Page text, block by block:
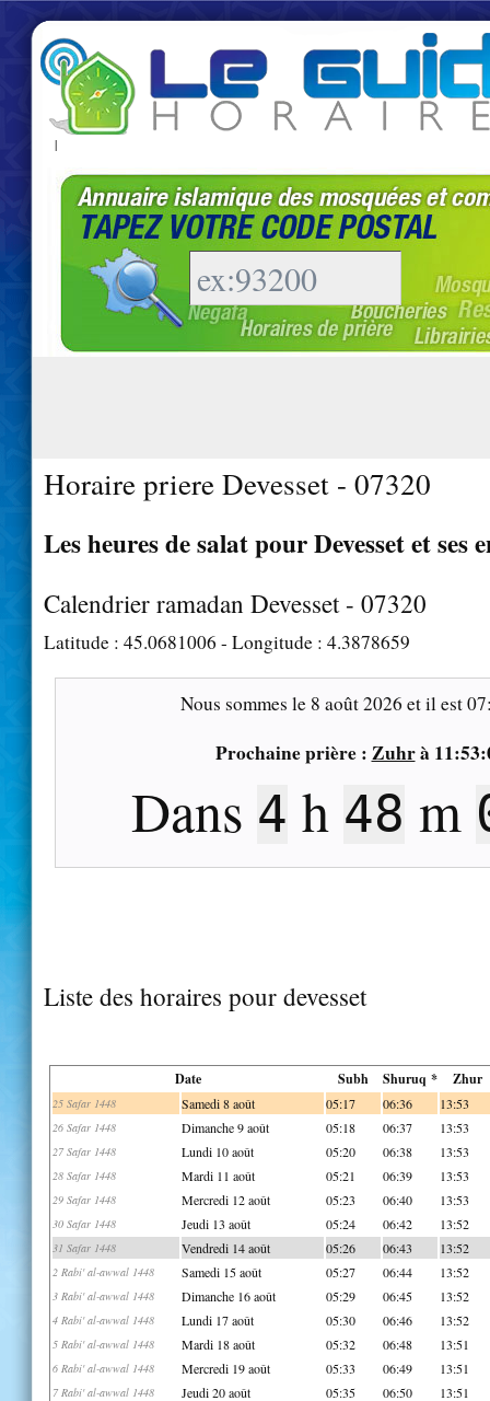
|
Horaire priere Devesset - 07320
Les heures de salat pour Devesset et ses
Calendrier ramadan Devesset - 07320
Latitude : 45.0681006 - Longitude : 4.3878659
Nous sommes le 8 août 2026 et il est
Prochaine prière : Zuhrà
Dans 4h47m
Liste des horaires pour devesset
Date Subh Shuruq * Zhur
25 Safar 1448 Samedi 8 août 05:17 06:36 13:53
26 Safar 1448 Dimanche 9 août 05:18 06:37 13:53
27 Safar 1448 Lundi 10 août 05:20 06:38 13:53
28 Safar 1448 Mardi 11 août 05:21 06:39 13:53
29 Safar 1448 Mercredi 12 août 05:23 06:40 13:53
30 Safar 1448 Jeudi 13 août 05:24 06:42 13:52
31 Safar 1448 Vendredi 14 août 05:26 06:43 13:52
2 Rabi' al-awwal 1448 Samedi 15 août 05:27 06:44 13:52
3 Rabi' al-awwal 1448 Dimanche 16 août 05:29 06:45 13:52
4 Rabi' al-awwal 1448 Lundi 17 août 05:30 06:46 13:52
5 Rabi' al-awwal 1448 Mardi 18 août 05:32 06:48 13:51
6 Rabi' al-awwal 1448 Mercredi 19 août 05:33 06:49 13:51
7 Rabi' al-awwal 1448 Jeudi 20 août 05:35 06:50 13:51